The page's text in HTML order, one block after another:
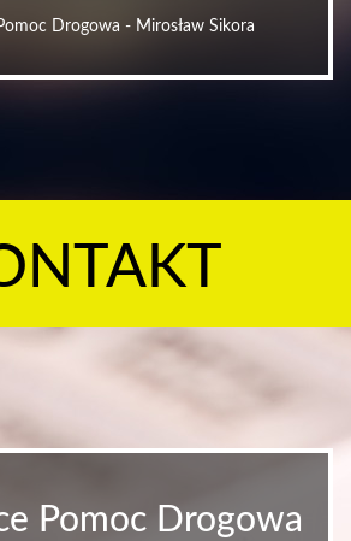
Drogowa - Mirosław Sikora
Pomoc Drogowa